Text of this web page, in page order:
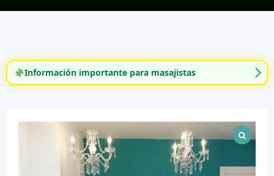
Información importante para masajistas